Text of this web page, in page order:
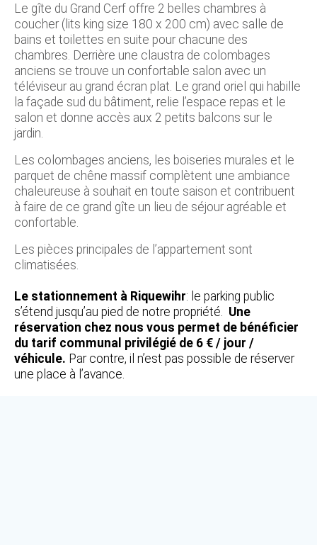
Le gîte du Grand Cerf offre 2 belles chambres à
coucher (lits king size 180 x 200 cm) avec salle de
bains et toilettes en suite pour chacune des
chambres. Derrière une claustra de colombages
anciens se trouve un confortable salon avec un
téléviseur au grand écran plat. Le grand oriel qui habille
la façade sud du bâtiment, relie l’espace repas et le
salon et donne accès aux 2 petits balcons sur le
jardin.
Les colombages anciens, les boiseries murales et le
parquet de chêne massif complètent une ambiance
chaleureuse à souhait en toute saison et contribuent
à faire de ce grand gîte un lieu de séjour agréable et
confortable.
Les pièces principales de l’appartement sont
climatisées.
Le stationnement à Riquewihr: le parking public
s’étend jusqu’au pied de notre propriété.
Une
réservation chez nous vous permet de bénéficier
du tarif communal privilégié de 6 € / jour /
véhicule. Par contre, il n’est pas possible de réserver
une place à l’avance.